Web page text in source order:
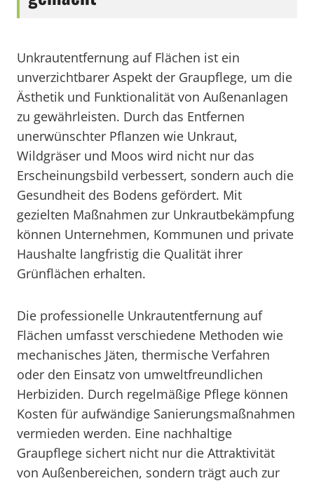
Unkrautentfernung auf Flächen ist ein
unverzichtbarer Aspekt der Graupflege, um die
Ästhetik und Funktionalität von Außenanlagen
zu gewährleisten. Durch das Entfernen
unerwünschter Pflanzen wie Unkraut,
Wildgräser und Moos wird nicht nur das
Erscheinungsbild verbessert, sondern auch die
Gesundheit des Bodens gefördert. Mit
gezielten Maßnahmen zur Unkrautbekämpfung
können Unternehmen, Kommunen und private
Haushalte langfristig die Qualität ihrer
Grünflächen erhalten.
Die professionelle Unkrautentfernung auf
Flächen umfasst verschiedene Methoden wie
mechanisches Jäten, thermische Verfahren
oder den Einsatz von umweltfreundlichen
Herbiziden. Durch regelmäßige Pflege können
Kosten für aufwändige Sanierungsmaßnahmen
vermieden werden. Eine nachhaltige
Graupflege sichert nicht nur die Attraktivität
von Außenbereichen, sondern trägt auch zur